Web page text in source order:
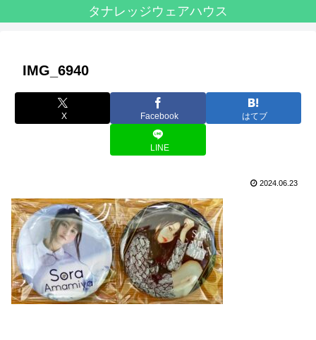
タナレッジウェアハウス
IMG_6940
X Facebook はてブ
LINE
2024.06.23